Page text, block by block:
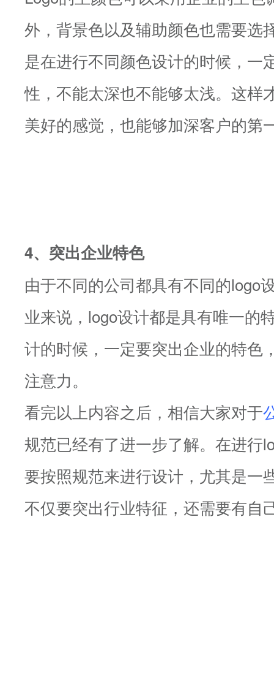
外，背景色以及辅助颜色也需要选
是在进行不同颜色设计的时候，一
性，不能太深也不能够太浅。这样
美好的感觉，也能够加深客户的第
4、突出企业特色
由于不同的公司都具有不同的logo
业来说，logo设计都是具有唯一的
计的时候，一定要突出企业的特色
注意力。
看完以上内容之后，相信大家对于
规范已经有了进一步了解。在进行
要按照规范来进行设计，尤其是一
不仅要突出行业特征，还需要有自